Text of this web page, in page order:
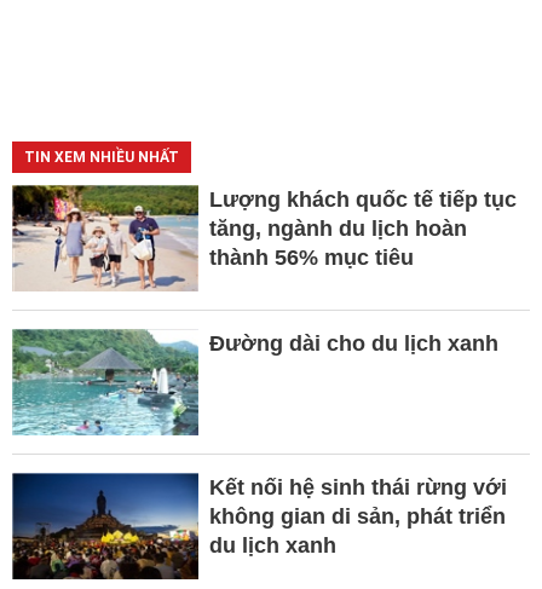
TIN XEM NHIỀU NHẤT
Lượng khách quốc tế tiếp tục
tăng, ngành du lịch hoàn
thành 56% mục tiêu
Đường dài cho du lịch xanh
Kết nối hệ sinh thái rừng với
không gian di sản, phát triển
du lịch xanh